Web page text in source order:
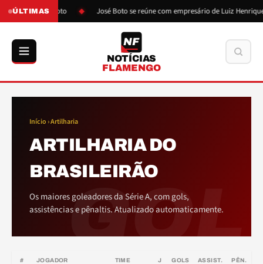
ÚLTIMAS
de Boto José Boto se reúne com empresário de Luiz Henrique
NF
NOTÍCIAS
FLAMENGO
GOL
Início › Artilharia
ARTILHARIA DO
BRASILEIRÃO
Os maiores goleadores da Série A, com gols,
assistências e pênaltis. Atualizado automaticamente.
# JOGADOR TIME J GOLS ASSIST. PÊN.